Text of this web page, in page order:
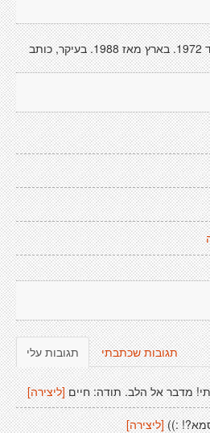
משורר ופעיל ציבור ידוע. יליד 1972. בארץ מאז 1988. בעיקר, כותב
תגובות עלי תגובות שכתבתי
מדבר אל הלב. תודה: חיים [ליצירה]
:)) [ליצירה]